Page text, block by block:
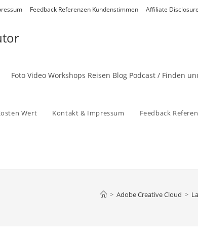
Feedback Referenzen Kundenstimmen Affiliate Disclosure
Foto Video Workshops Reisen Blog Podcast / Finden
Wert Kontakt & Impressum Feedback
> Adobe Creative Cloud >